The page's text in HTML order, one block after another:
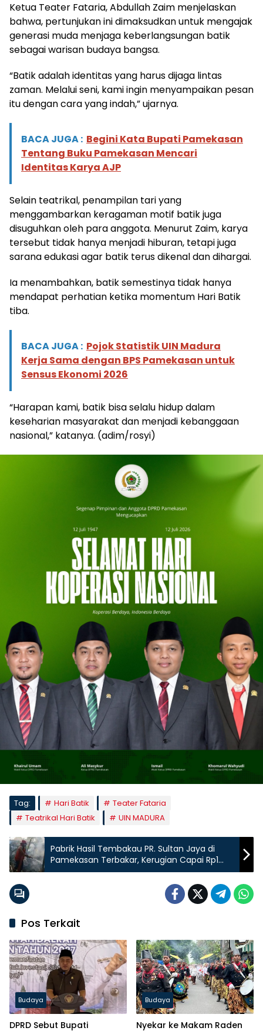
Ketua Teater Fataria, Abdullah Zaim menjelaskan
bahwa, pertunjukan ini dimaksudkan untuk mengajak
generasi muda menjaga keberlangsungan batik
sebagai warisan budaya bangsa.
“Batik adalah identitas yang harus dijaga lintas
zaman. Melalui seni, kami ingin menyampaikan pesan
itu dengan cara yang indah,” ujarnya.
BACA JUGA : Begini Kata Bupati Pamekasan
Tentang Buku Pamekasan Mencari
Identitas Karya AJP
Selain teatrikal, penampilan tari yang
menggambarkan keragaman motif batik juga
disuguhkan oleh para anggota. Menurut Zaim, karya
tersebut tidak hanya menjadi hiburan, tetapi juga
sarana edukasi agar batik terus dikenal dan dihargai.
Ia menambahkan, batik semestinya tidak hanya
mendapat perhatian ketika momentum Hari Batik
tiba.
BACA JUGA : Pojok Statistik UIN Madura
Kerja Sama dengan BPS Pamekasan untuk
Sensus Ekonomi 2026
“Harapan kami, batik bisa selalu hidup dalam
keseharian masyarakat dan menjadi kebanggaan
nasional,” katanya. (adim/rosyi)
Tag: Hari Batik
Teater Fataria
Teatrikal Hari Batik
UIN MADURA
Pabrik Hasil Tembakau PR. Sultan Jaya di
Pamekasan Terbakar, Kerugian Capai Rp1
Miliar
Pos Terkait
Budaya
DPRD Sebut Bupati
Budaya
Nyekar ke Makam Raden